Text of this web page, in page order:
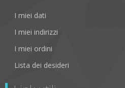
I miei dati
I miei indirizzi
I miei ordini
Lista dei desideri